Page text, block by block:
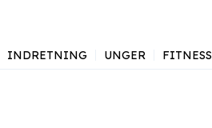
INDRETNING UNGER FITNESS